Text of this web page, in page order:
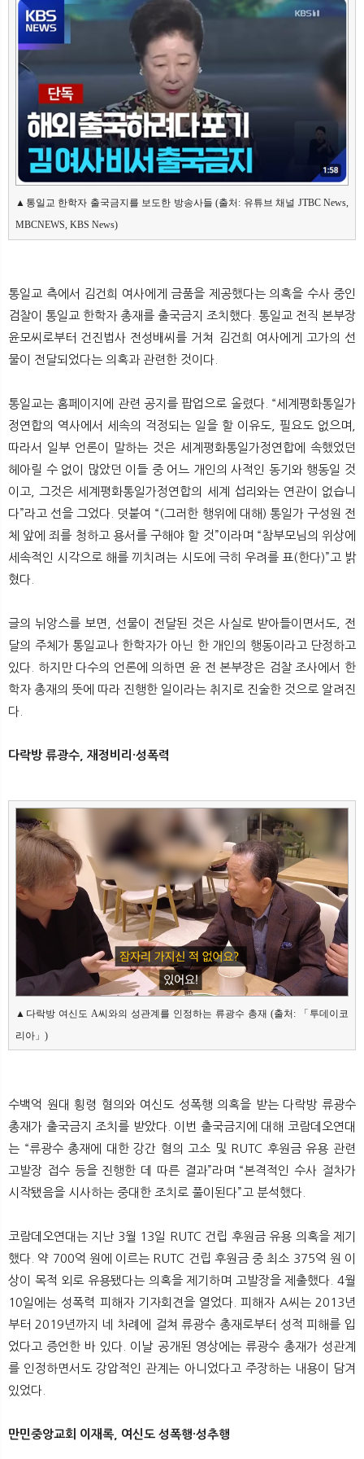
▲통일교 한학자 출국금지를 보도한 방송사들 (출처: 유튜브 채널 JTBC News,
MBCNEWS, KBS News)
통일교 측에서 김건희 여사에게 금품을 제공했다는 의혹을 수사 중인
검찰이 통일교 한학자 총재를 출국금지 조치했다. 통일교 전직 본부장
윤모씨로부터 건진법사 전성배씨를 거쳐 김건희 여사에게 고가의 선
물이 전달되었다는 의혹과 관련한 것이다.
통일교는 홈페이지에 관련 공지를 팝업으로 올렸다. “세계평화통일가
정연합의 역사에서 세속의 걱정되는 일을 할 이유도, 필요도 없으며,
따라서 일부 언론이 말하는 것은 세계평화통일가정연합에 속했었던
헤아릴 수 없이 많았던 이들 중 어느 개인의 사적인 동기와 행동일 것
이고, 그것은 세계평화통일가정연합의 세계 섭리와는 연관이 없습니
다”라고 선을 그었다. 덧붙여 “(그러한 행위에 대해) 통일가 구성원 전
체 앞에 죄를 청하고 용서를 구해야 할 것”이라며 “참부모님의 위상에
세속적인 시각으로 해를 끼치려는 시도에 극히 우려를 표(한다)”고 밝
혔다.
글의 뉘앙스를 보면, 선물이 전달된 것은 사실로 받아들이면서도, 전
달의 주체가 통일교나 한학자가 아닌 한 개인의 행동이라고 단정하고
있다. 하지만 다수의 언론에 의하면 윤 전 본부장은 검찰 조사에서 한
학자 총재의 뜻에 따라 진행한 일이라는 취지로 진술한 것으로 알려진
다.
다락방 류광수, 재정비리·성폭력
▲다락방 여신도 A씨와의 성관계를 인정하는 류광수 총재 (출처: 「투데이코
리아」)
수백억 원대 횡령 혐의와 여신도 성폭행 의혹을 받는 다락방 류광수
총재가 출국금지 조치를 받았다. 이번 출국금지에 대해 코람데오연대
는 “류광수 총재에 대한 강간 혐의 고소 및 RUTC 후원금 유용 관련
고발장 접수 등을 진행한 데 따른 결과”라며 “본격적인 수사 절차가
시작됐음을 시사하는 중대한 조치로 풀이된다”고 분석했다.
코람데오연대는 지난 3월 13일 RUTC 건립 후원금 유용 의혹을 제기
했다. 약 700억 원에 이르는 RUTC 건립 후원금 중 최소 375억 원 이
상이 목적 외로 유용됐다는 의혹을 제기하며 고발장을 제출했다. 4월
10일에는 성폭력 피해자 기자회견을 열었다. 피해자 A씨는 2013년
부터 2019년까지 네 차례에 걸쳐 류광수 총재로부터 성적 피해를 입
었다고 증언한 바 있다. 이날 공개된 영상에는 류광수 총재가 성관계
를 인정하면서도 강압적인 관계는 아니었다고 주장하는 내용이 담겨
있었다.
만민중앙교회 이재록, 여신도 성폭행·성추행